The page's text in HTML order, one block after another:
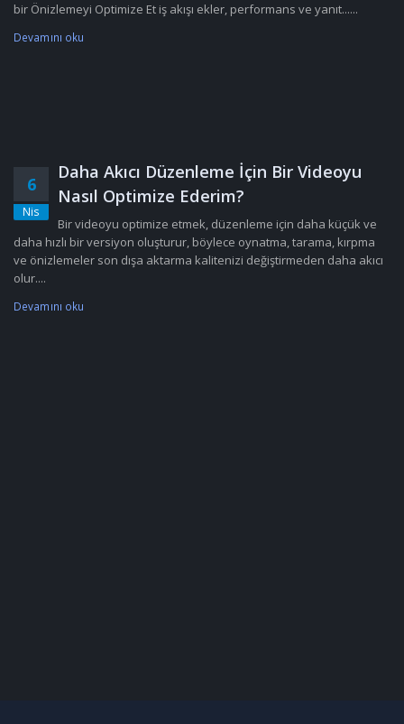
bir Önizlemeyi Optimize Et iş akışı ekler, performans ve yanıt......
Devamını oku
6
Nis
Daha Akıcı Düzenleme İçin Bir Videoyu
Nasıl Optimize Ederim?
Bir videoyu optimize etmek, düzenleme için daha küçük ve
daha hızlı bir versiyon oluşturur, böylece oynatma, tarama, kırpma
ve önizlemeler son dışa aktarma kalitenizi değiştirmeden daha akıcı
olur....
Devamını oku